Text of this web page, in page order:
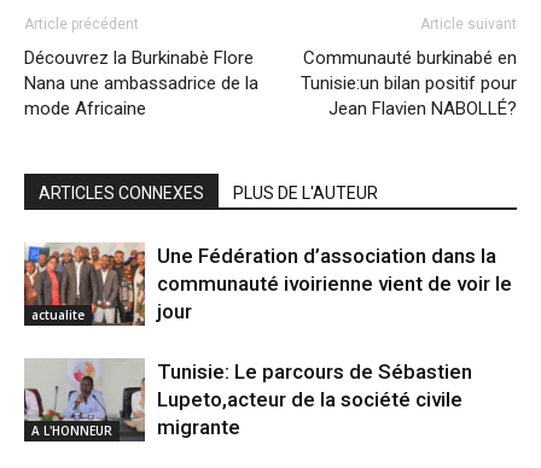
Article précédent
Découvrez la Burkinabè Flore
Nana une ambassadrice de la
mode Africaine
Article suivant
Communauté burkinabé en
Tunisie:un bilan positif pour
Jean Flavien NABOLLÉ?
ARTICLES CONNEXES PLUS DE L'AUTEUR
actualite
Une Fédération d’association dans la
communauté ivoirienne vient de voir le
jour
A L'HONNEUR
Tunisie: Le parcours de Sébastien
Lupeto,acteur de la société civile
migrante